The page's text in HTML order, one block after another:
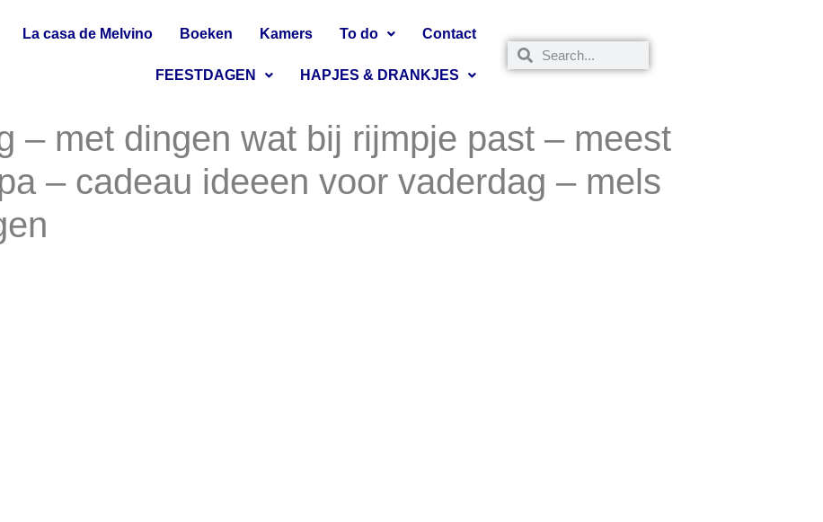
La casa de Melvino Boeken Kamers To do Contact
FEESTDAGEN HAPJES & DRANKJES
– met dingen wat bij rijmpje past – meest
– cadeau ideeen voor vaderdag – mels